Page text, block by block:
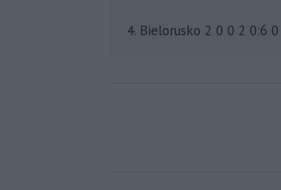
4. Bielorusko 2 0 0 2 0:6 0